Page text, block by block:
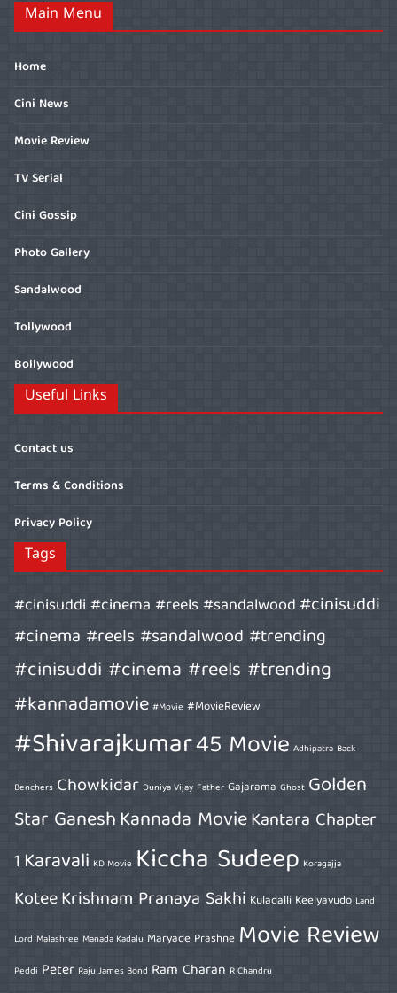
Main Menu
Home
Cini News
Movie Review
TV Serial
Cini Gossip
Photo Gallery
Sandalwood
Tollywood
Bollywood
Useful Links
Contact us
Terms & Conditions
Privacy Policy
Tags
#cinisuddi #cinema #reels #sandalwood#cinisuddi
#cinema #reels #sandalwood #trending
#cinisuddi #cinema #reels #trending
#kannadamovie #Movie #MovieReview
#Shivarajkumar45 Movie Adhipatra Back
Benchers Chowkidar Duniya Vijay Father Gajarama Ghost Golden
Star GaneshKannada MovieKantara Chapter
1 Karavali KD Movie Kiccha Sudeep Koragajja
KoteeKrishnam Pranaya Sakhi Kuladalli Keelyavudo Land
Lord Malashree Manada Kadalu Maryade Prashne Movie Review
Peddi Peter Raju James Bond Ram Charan R Chandru